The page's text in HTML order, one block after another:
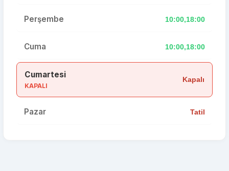
Perşembe 10:00,18:00
Cuma 10:00,18:00
Cumartesi
KAPALI
Kapalı
Pazar Tatil